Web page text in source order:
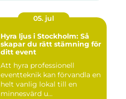
05. jul
Hyra ljus i Stockholm: Så
skapar du rätt stämning för
ditt event
Att hyra professionell
eventteknik kan förvandla en
helt vanlig lokal till en
minnesvärd u...